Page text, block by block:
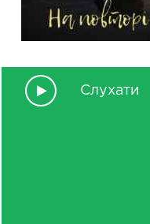
Слухати